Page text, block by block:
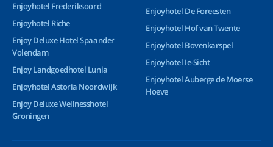
Enjoyhotel Frederiksoord
Enjoyhotel Riche
Enjoy Deluxe Hotel Spaander
Volendam
Enjoy Landgoedhotel Lunia
Enjoyhotel Astoria Noordwijk
Enjoy Deluxe Wellnesshotel
Groningen
Enjoyhotel De Foreesten
Enjoyhotel Hof van Twente
Enjoyhotel Bovenkarspel
Enjoyhotel Ie-Sicht
Enjoyhotel Auberge de Moerse
Hoeve